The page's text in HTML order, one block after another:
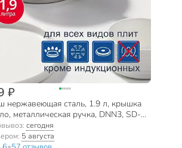
₽
нержавеющая сталь, 1.9 л, крышка
металлическая ручка, DNN3, SD-
16S
сегодня
5 августа